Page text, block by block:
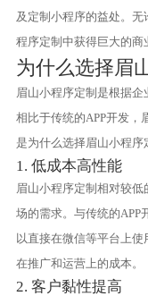
及定制小程序的益处。
程序定制中获得巨大的商
为什么选择眉
眉山小程序定制是根据企
相比于传统的APP开发，
是为什么选择眉山小程序
1. 低成本高性能
眉山小程序定制相对较
场的需求。与传统的APP
以直接在微信等平台上
在推广和运营上的成本。
2. 客户黏性提高